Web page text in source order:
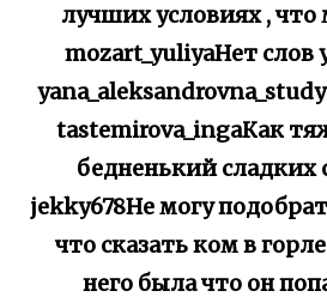
лучших условиях ,
mozart_yuliyaНет слов
tastemirova_ingaКак
бедненький сладких
jekky678Не могу
что сказать ком в
него была что он